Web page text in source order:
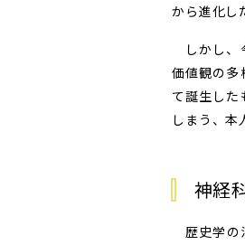
から進化し
しかし、
価値観の多
て誕生した
しまう、本
神経
歴史学の